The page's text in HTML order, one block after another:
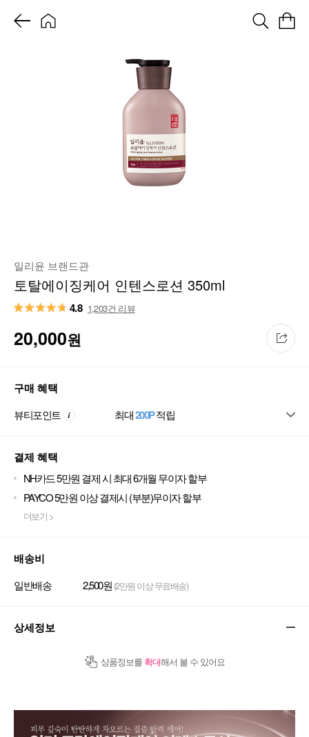
일리윤 브랜드관
토탈에이징케어 인텐스로션 350ml
4.8 1,203건 리뷰
20,000원
구매 혜택
뷰티포인트 최대200P적립
결제 혜택
NH카드 5만원 결제 시 최대 6개월 무이자 할부
PAYCO 5만원 이상 결제시 (부분)무이자 할부
더보기 >
배송비
일반배송 2,500원 (2만원 이상 무료배송)
상세정보
상품정보를 확대해서 볼 수 있어요